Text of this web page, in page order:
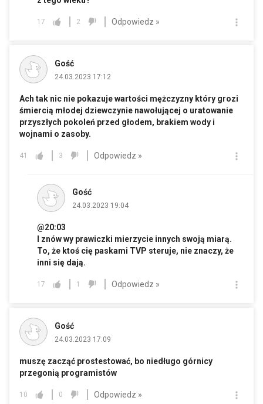
17 2 Odpowiedz »
Gość
24.03.2023 17:12
Ach tak nic nie pokazuje wartości mężczyzny który grozi
śmiercią młodej dziewczynie nawołującej o uratowanie
przyszłych pokoleń przed głodem, brakiem wody i
wojnami o zasoby.
41 3 Odpowiedz »
Gość
24.03.2023 19:04
@20:03
I znów wy prawiczki mierzycie innych swoją miarą.
To, że ktoś cię paskami TVP steruje, nie znaczy, że
inni się dają.
17 1 Odpowiedz »
Gość
24.03.2023 17:09
muszę zacząć prostestować, bo niedługo górnicy
przegonią programistów
10 0 Odpowiedz »